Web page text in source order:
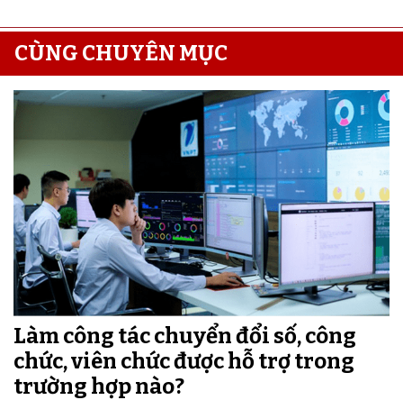
CÙNG CHUYÊN MỤC
Làm công tác chuyển đổi số, công
chức, viên chức được hỗ trợ trong
trường hợp nào?